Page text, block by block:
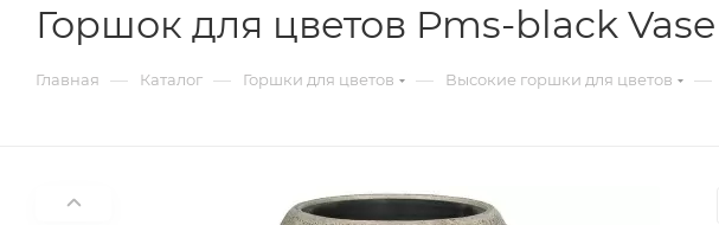
Горшок для цветов Pms-black Vase
Главная — Каталог — Горшки для цветов — Высокие горшки для цветов —